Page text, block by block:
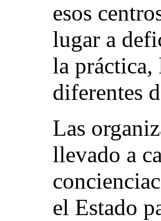
esos
lugar a
la práctica,
diferentes
Las
llevado a
el Estado